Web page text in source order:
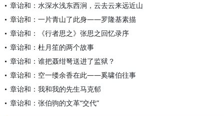
章诒和：水深水浅东西涧，云去云来远近山
章诒和：一片青山了此身——罗隆基素描
章诒和：《行者思之》张思之回忆录序
章诒和：杜月笙的两个故事
章诒和：谁把聂绀弩送进了监狱？
章诒和：空一缕余香在此——奚啸伯往事
章诒和：我和我的先生马克郁
章诒和：张伯驹的文革“交代”